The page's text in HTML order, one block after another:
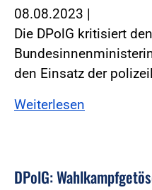
08.08.2023 |
Die DPolG kritisiert
den Einsatz der
Weiterlesen
DPolG: